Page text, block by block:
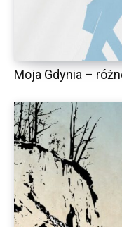
Moja Gdynia –